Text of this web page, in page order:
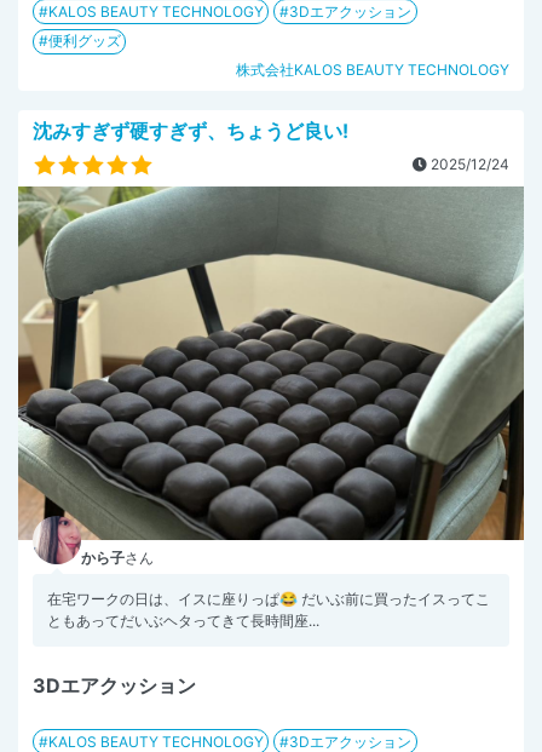
KALOS BEAUTY TECHNOLOGY
3Dエアクッション
便利グッズ
株式会社KALOS BEAUTY TECHNOLOGY
沈みすぎず硬すぎず、ちょうど良い!
2025/12/24
から子さん
在宅ワークの日は、イスに座りっぱ😂 だいぶ前に買ったイスってこ
ともあってだいぶヘタってきて長時間座...
3Dエアクッション
KALOS BEAUTY TECHNOLOGY
3Dエアクッション